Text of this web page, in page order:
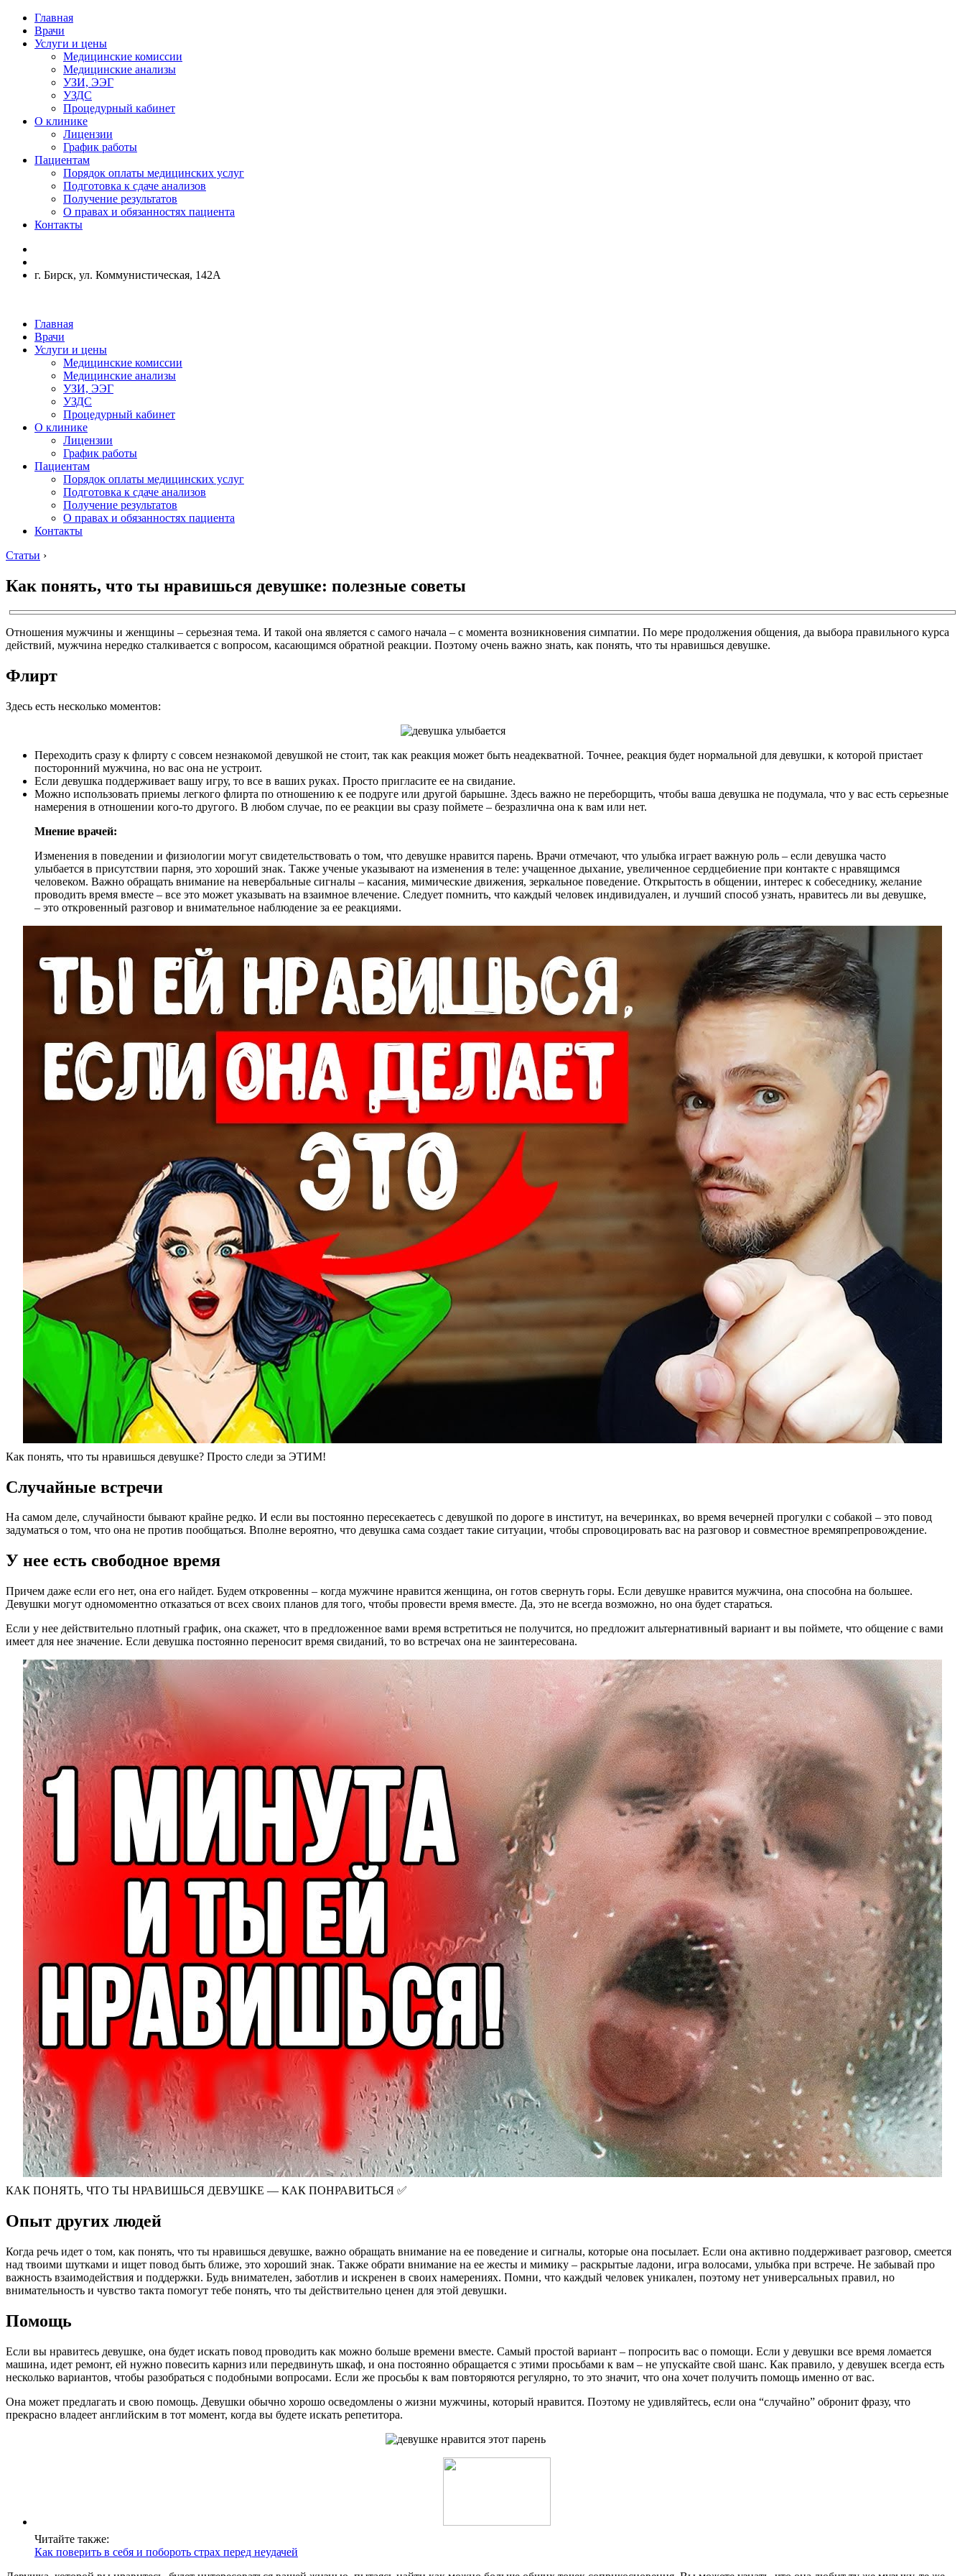
Главная
Врачи
Услуги и цены
Медицинские комиссии
Медицинские анализы
УЗИ, ЭЭГ
УЗДС
Процедурный кабинет
О клинике
Лицензии
График работы
Пациентам
Порядок оплаты медицинских услуг
Подготовка к сдаче анализов
Получение результатов
О правах и обязанностях пациента
Контакты
г. Бирск, ул. Коммунистическая, 142А
Главная
Врачи
Услуги и цены
Медицинские комиссии
Медицинские анализы
УЗИ, ЭЭГ
УЗДС
Процедурный кабинет
О клинике
Лицензии
График работы
Пациентам
Порядок оплаты медицинских услуг
Подготовка к сдаче анализов
Получение результатов
О правах и обязанностях пациента
Контакты
Статьи ›
Как понять, что ты нравишься девушке: полезные советы
Отношения мужчины и женщины – серьезная тема. И такой она является с самого начала – с момента возникновения симпатии. По мере продолжения общения, да выбора правильного курса
действий, мужчина нередко сталкивается с вопросом, касающимся обратной реакции. Поэтому очень важно знать, как понять, что ты нравишься девушке.
Флирт
Здесь есть несколько моментов:
Переходить сразу к флирту с совсем незнакомой девушкой не стоит, так как реакция может быть неадекватной. Точнее, реакция будет нормальной для девушки, к которой пристает
посторонний мужчина, но вас она не устроит.
Если девушка поддерживает вашу игру, то все в ваших руках. Просто пригласите ее на свидание.
Можно использовать приемы легкого флирта по отношению к ее подруге или другой барышне. Здесь важно не переборщить, чтобы ваша девушка не подумала, что у вас есть серьезные
намерения в отношении кого-то другого. В любом случае, по ее реакции вы сразу поймете – безразлична она к вам или нет.
Мнение врачей:
Изменения в поведении и физиологии могут свидетельствовать о том, что девушке нравится парень. Врачи отмечают, что улыбка играет важную роль – если девушка часто
улыбается в присутствии парня, это хороший знак. Также ученые указывают на изменения в теле: учащенное дыхание, увеличенное сердцебиение при контакте с нравящимся
человеком. Важно обращать внимание на невербальные сигналы – касания, мимические движения, зеркальное поведение. Открытость в общении, интерес к собеседнику, желание
проводить время вместе – все это может указывать на взаимное влечение. Следует помнить, что каждый человек индивидуален, и лучший способ узнать, нравитесь ли вы девушке,
– это откровенный разговор и внимательное наблюдение за ее реакциями.
Как понять, что ты нравишься девушке? Просто следи за ЭТИМ!
Случайные встречи
На самом деле, случайности бывают крайне редко. И если вы постоянно пересекаетесь с девушкой по дороге в институт, на вечеринках, во время вечерней прогулки с собакой – это повод
задуматься о том, что она не против пообщаться. Вполне вероятно, что девушка сама создает такие ситуации, чтобы спровоцировать вас на разговор и совместное времяпрепровождение.
У нее есть свободное время
Причем даже если его нет, она его найдет. Будем откровенны – когда мужчине нравится женщина, он готов свернуть горы. Если девушке нравится мужчина, она способна на большее.
Девушки могут одномоментно отказаться от всех своих планов для того, чтобы провести время вместе. Да, это не всегда возможно, но она будет стараться.
Если у нее действительно плотный график, она скажет, что в предложенное вами время встретиться не получится, но предложит альтернативный вариант и вы поймете, что общение с вами
имеет для нее значение. Если девушка постоянно переносит время свиданий, то во встречах она не заинтересована.
КАК ПОНЯТЬ, ЧТО ТЫ НРАВИШЬСЯ ДЕВУШКЕ — КАК ПОНРАВИТЬСЯ ✅
Опыт других людей
Когда речь идет о том, как понять, что ты нравишься девушке, важно обращать внимание на ее поведение и сигналы, которые она посылает. Если она активно поддерживает разговор, смеется
над твоими шутками и ищет повод быть ближе, это хороший знак. Также обрати внимание на ее жесты и мимику – раскрытые ладони, игра волосами, улыбка при встрече. Не забывай про
важность взаимодействия и поддержки. Будь внимателен, заботлив и искренен в своих намерениях. Помни, что каждый человек уникален, поэтому нет универсальных правил, но
внимательность и чувство такта помогут тебе понять, что ты действительно ценен для этой девушки.
Помощь
Если вы нравитесь девушке, она будет искать повод проводить как можно больше времени вместе. Самый простой вариант – попросить вас о помощи. Если у девушки все время ломается
машина, идет ремонт, ей нужно повесить карниз или передвинуть шкаф, и она постоянно обращается с этими просьбами к вам – не упускайте свой шанс. Как правило, у девушек всегда есть
несколько вариантов, чтобы разобраться с подобными вопросами. Если же просьбы к вам повторяются регулярно, то это значит, что она хочет получить помощь именно от вас.
Она может предлагать и свою помощь. Девушки обычно хорошо осведомлены о жизни мужчины, который нравится. Поэтому не удивляйтесь, если она “случайно” обронит фразу, что
прекрасно владеет английским в тот момент, когда вы будете искать репетитора.
Читайте также:
Как поверить в себя и побороть страх перед неудачей